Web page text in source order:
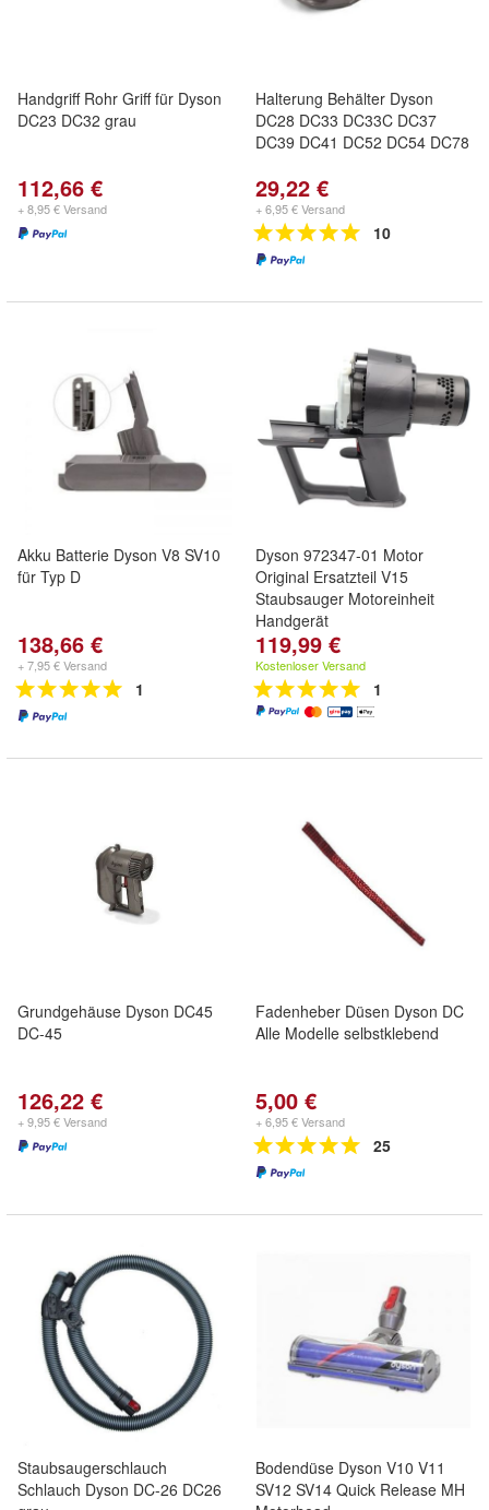
Handgriff Rohr Griff für Dyson
DC23 DC32 grau
112,66 €
+ 8,95 € Versand
Halterung Behälter Dyson
DC28 DC33 DC33C DC37
DC39 DC41 DC52 DC54 DC78
29,22 €
+ 6,95 € Versand
10
Akku Batterie Dyson V8 SV10
für Typ D
138,66 €
+ 7,95 € Versand
1
Dyson 972347-01 Motor
Original Ersatzteil V15
Staubsauger Motoreinheit
Handgerät
119,99 €
Kostenloser Versand
1
Grundgehäuse Dyson DC45
DC-45
126,22 €
+ 9,95 € Versand
Fadenheber Düsen Dyson DC
Alle Modelle selbstklebend
5,00 €
+ 6,95 € Versand
25
Staubsaugerschlauch
Schlauch Dyson DC-26 DC26
Bodendüse Dyson V10 V11
SV12 SV14 Quick Release MH